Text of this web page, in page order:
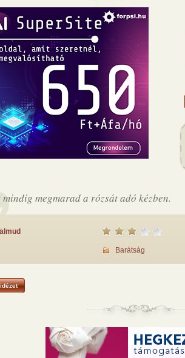
megmarad a rózsát adó kézben.
Barátság